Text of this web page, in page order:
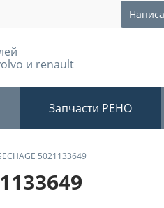
и renault
Запчасти РЕНО
5021133649